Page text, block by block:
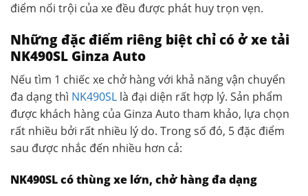
điểm nổi trội của xe đều được phát huy trọn vẹn.
Những đặc điểm riêng biệt chỉ có ở xe tải
NK490SL Ginza Auto
Nếu tìm 1 chiếc xe chở hàng với khả năng vận chuyển
đa dạng thì NK490SL là đại diện rất hợp lý. Sản phẩm
được khách hàng của Ginza Auto tham khảo, lựa chọn
rất nhiều bởi rất nhiều lý do. Trong số đó, 5 đặc điểm
sau được nhắc đến nhiều hơn cả:
NK490SL có thùng xe lớn, chở hàng đa dạng